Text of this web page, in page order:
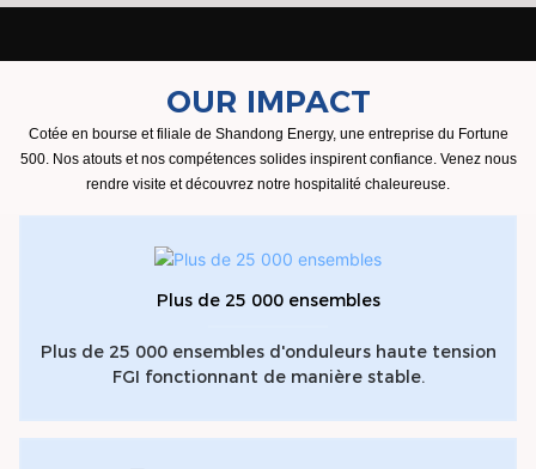
OUR IMPACT
Cotée en bourse et filiale de Shandong Energy, une entreprise du Fortune
500. Nos atouts et nos compétences solides inspirent confiance. Venez nous
rendre visite et découvrez notre hospitalité chaleureuse.
Plus de 25 000 ensembles
Plus de 25 000 ensembles d'onduleurs haute tension
FGI fonctionnant de manière stable.